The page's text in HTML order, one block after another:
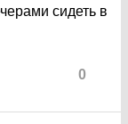
сидеть в
0